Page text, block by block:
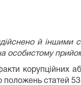
й іншими
особистому
корупційних
положень статей 53